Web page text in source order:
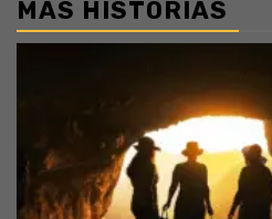
MÁS HISTORIAS